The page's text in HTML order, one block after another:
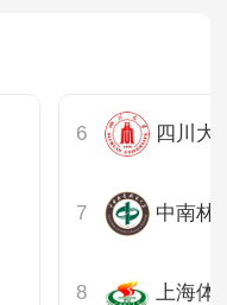
四川大
中南林
上海体